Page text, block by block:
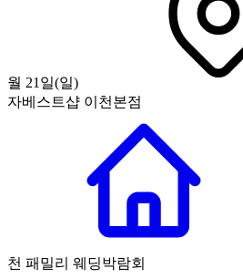
월 21일(일)
자베스트샵 이천본점
천 패밀리 웨딩박람회